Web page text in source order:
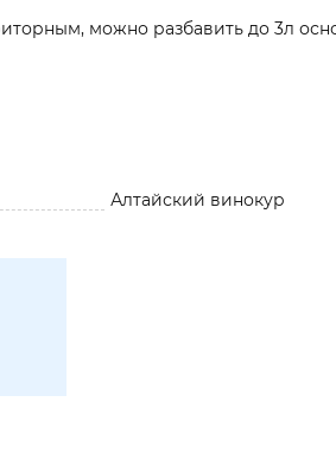
можно разбавить до 3л
Алтайский винокур